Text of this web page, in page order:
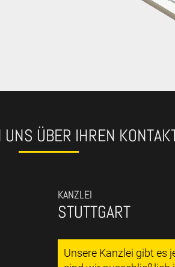
ÜBER IHREN
KANZLEI
STUTTGART
Unsere Kanzlei gibt es